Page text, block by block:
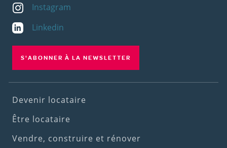
Instagram
Linkedin
S'ABONNER À LA NEWSLETTER
Footer
(1st
menu)
Devenir locataire
Être locataire
Vendre, construire et rénover